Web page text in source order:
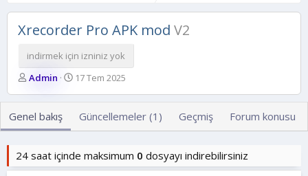
Xrecorder Pro APK mod V2
indirmek için izniniz yok
Y
a
r
Admin
O
r
u
17 Tem 2025
Genel bakış Güncellemeler (1) Geçmiş Forum konusu
24 saat içinde maksimum 0 dosyayı indirebilirsiniz